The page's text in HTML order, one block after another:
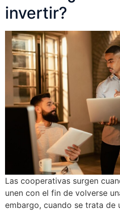
invertir?
Las cooperativas surgen
unen con el fin de volverse
embargo, cuando se trata de